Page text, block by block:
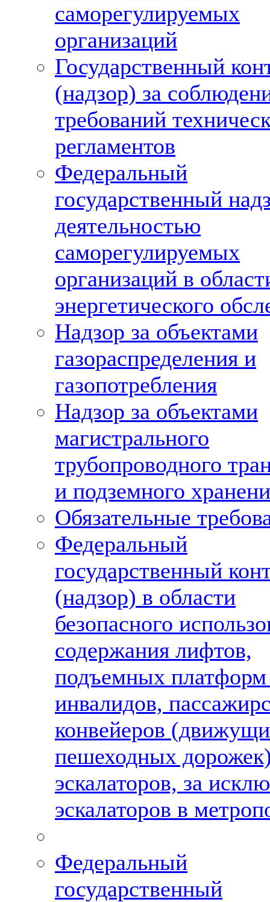
саморегулируемых
организаций
Государственный
(надзор) за
требований
регламентов
Федеральный
государственный
деятельностью
саморегулируемых
организаций в
энергетического
Надзор за объектами
газораспределения и
газопотребления
Надзор за объектами
магистрального
трубопроводного
и подземного
Обязательные
Федеральный
государственный
(надзор) в области
безопасного
содержания лифтов,
подъемных платформ
инвалидов,
конвейеров
пешеходных
эскалаторов, за
эскалаторов в
Федеральный
государственный